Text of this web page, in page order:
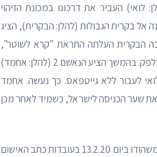
5.1.18 שבו הנאשמים בטיסה מאוקראינה לישראל. הנאשם 1 (להלן: לואי) העביר את דרכונו במכונת הזיהוי
בקרית הגבולות (להלן: הבקרית), הציג
הבקרית העלתה התראת "קרא לשוטר",
ולפיכך ביקשה הבקרית מלואי כי ימתין בצד הדלפק. מיד ובסמוך עזב לואי את הדלפק. בהמשך הציע הנאשם 2 (להלן: אחמד)
לעבור ללא גייטפאס. כך נעשה. אחמד
את שער הכניסה לישראל, כשמיד לאחר מכן
כאמור, בדיון מיום 9.1.20 (בטרם תיקון כתב האישום) השיבו הנאשמים לאשמה. משהודו ביום 13.2.20 בעובדות כתב האישום